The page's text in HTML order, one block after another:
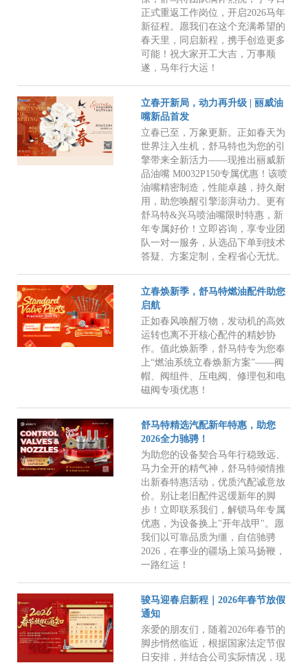
正式重返工作岗位，开启2026马年
新征程。愿我们在这个充满希望的
春天里，同启新程，携手创造更多
可能！祝大家开工大吉，万事顺
遂，马年行大运！
立春开新局，动力再升级 | 丽威油
嘴新品首发
立春已至，万象更新。正如春天为
世界注入生机，舒马特也为您的引
擎带来全新活力——现推出丽威新
品油嘴 M0032P150专属优惠！该喷
油嘴精密制造，性能卓越，持久耐
用，助您唤醒引擎澎湃动力。更有
舒马特&兴马喷油嘴限时特惠，新
年专属好价！立即咨询，享专业团
队一对一服务，从选品下单到技术
答疑、方案定制，全程省心无忧。
立春焕新季，舒马特燃油配件助您
启航
正如春风唤醒万物，发动机的高效
运转也离不开核心配件的精妙协
作。值此焕新季，舒马特专为您奉
上“燃油系统立春焕新方案”——阀
帽、阀组件、压电阀、修理包和电
磁阀专项优惠！
舒马特精选汽配新年特惠，助您
2026全力驰骋！
为助您的设备契合马年行稳致远、
马力全开的精气神，舒马特倾情推
出新春特惠活动，优质汽配诚意放
价。别让老旧配件迟缓新年的脚
步！立即联系我们，解锁马年专属
优惠，为设备换上"开年战甲"。愿
我们以可靠品质为缰，自信驰骋
2026，在事业的疆场上策马扬鞭，
一路红运！
骏马迎春启新程｜2026年春节放假
通知
亲爱的朋友们，随着2026年春节的
脚步悄然临近，根据国家法定节假
日安排，并结合公司实际情况，现